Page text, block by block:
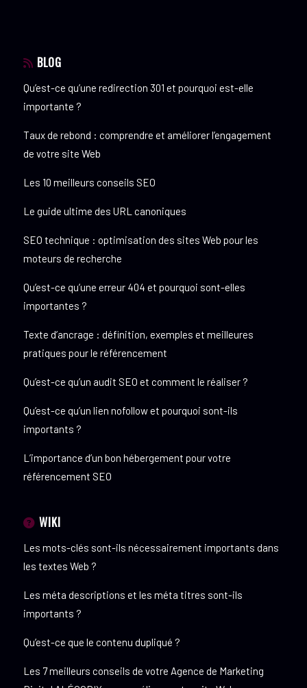
BLOG
Qu’est-ce qu’une redirection 301 et pourquoi est-elle
importante ?
Taux de rebond : comprendre et améliorer l’engagement
de votre site Web
Les 10 meilleurs conseils SEO
Le guide ultime des URL canoniques
SEO technique : optimisation des sites Web pour les
moteurs de recherche
Qu’est-ce qu’une erreur 404 et pourquoi sont-elles
importantes ?
Texte d’ancrage : définition, exemples et meilleures
pratiques pour le référencement
Qu’est-ce qu’un audit SEO et comment le réaliser ?
Qu’est-ce qu’un lien nofollow et pourquoi sont-ils
importants ?
L’importance d’un bon hébergement pour votre
référencement SEO
WIKI
Les mots-clés sont-ils nécessairement importants dans
les textes Web ?
Les méta descriptions et les méta titres sont-ils
importants ?
Qu’est-ce que le contenu dupliqué ?
Les 7 meilleurs conseils de votre Agence de Marketing